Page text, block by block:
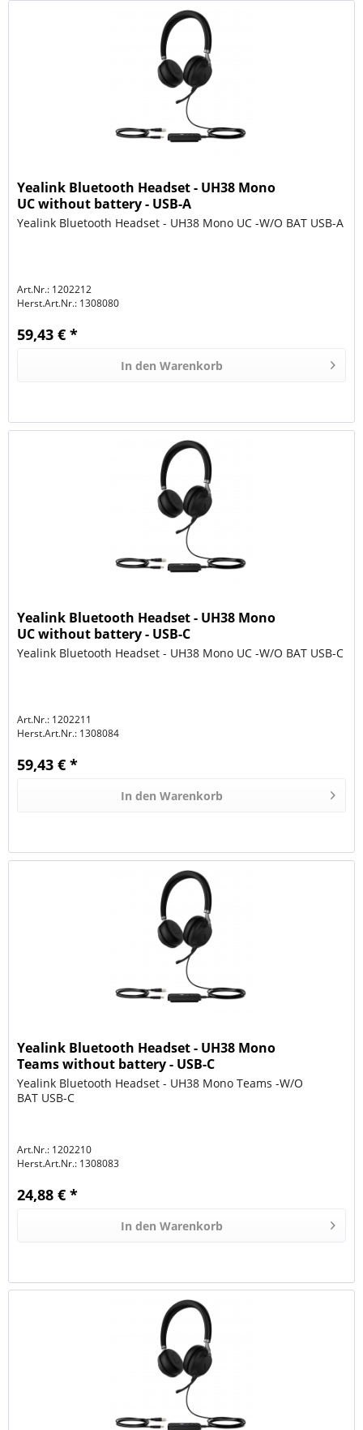
Yealink Bluetooth Headset - UH38 Mono
UC without battery - USB-A
Yealink Bluetooth Headset - UH38 Mono UC -W/O BAT USB-A
Art.Nr.: 1202212
Herst.Art.Nr.: 1308080
59,43 € *
In den Warenkorb
Yealink Bluetooth Headset - UH38 Mono
UC without battery - USB-C
Yealink Bluetooth Headset - UH38 Mono UC -W/O BAT USB-C
Art.Nr.: 1202211
Herst.Art.Nr.: 1308084
59,43 € *
In den Warenkorb
Yealink Bluetooth Headset - UH38 Mono
Teams without battery - USB-C
Yealink Bluetooth Headset - UH38 Mono Teams -W/O
BAT USB-C
Art.Nr.: 1202210
Herst.Art.Nr.: 1308083
24,88 € *
In den Warenkorb